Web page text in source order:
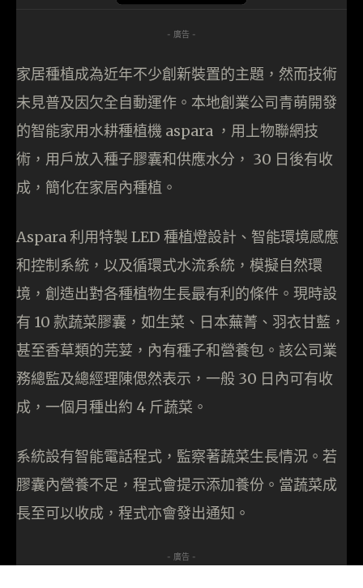
- 廣告 -
家居種植成為近年不少創新裝置的主題，然而技術
未見普及因欠全自動運作。本地創業公司青萌開發
的智能家用水耕種植機 aspara ，用上物聯網技
術，用戶放入種子膠囊和供應水分， 30 日後有收
成，簡化在家居內種植。
Aspara 利用特製 LED 種植燈設計、智能環境感應
和控制系統，以及循環式水流系統，模擬自然環
境，創造出對各種植物生長最有利的條件。現時設
有 10 款蔬菜膠囊，如生菜、日本蕪菁、羽衣甘藍，
甚至香草類的芫荽，內有種子和營養包。該公司業
務總監及總經理陳偲然表示，一般 30 日內可有收
成，一個月種出約 4 斤蔬菜。
系統設有智能電話程式，監察著蔬菜生長情況。若
膠囊內營養不足，程式會提示添加養份。當蔬菜成
長至可以收成，程式亦會發出通知。
- 廣告 -